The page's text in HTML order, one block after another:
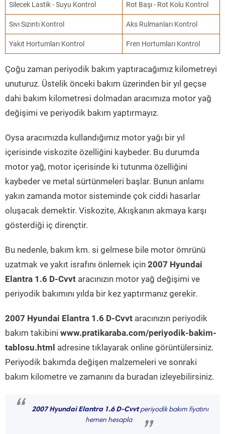
Silecek Lastik - Suyu Kontrol Rot Başı - Rot Kolu Kontrol
Sıvı Sızıntı Kontrol Aks Rulmanları Kontrol
Yakıt Hortumları Kontrol Fren Hortumları Kontrol
Çoğu zaman periyodik bakım yaptıracağımız kilometreyi
unuturuz. Üstelik önceki bakım üzerinden bir yıl geçse
dahi bakım kilometresi dolmadan aracımıza motor yağ
değişimi ve periyodik bakım yaptırmayız.
Oysa aracımızda kullandığımız motor yağı bir yıl
içerisinde viskozite özelliğini kaybeder. Bu durumda
motor yağ, motor içerisinde ki tutunma özelliğini
kaybeder ve metal sürtünmeleri başlar. Bunun anlamı
yakın zamanda motor sisteminde çok ciddi hasarlar
oluşacak demektir. Viskozite, Akışkanın akmaya karşı
gösterdiği iç dirençtir.
Bu nedenle, bakım km. si gelmese bile motor ömrünü
uzatmak ve yakıt israfını önlemek için 2007 Hyundai
Elantra 1.6 D-Cvvt aracınızın motor yağ değişimi ve
periyodik bakımını yılda bir kez yaptırmanız gerekir.
2007 Hyundai Elantra 1.6 D-Cvvt aracınızın periyodik
bakım takibini www.pratikaraba.com/periyodik-bakim-
tablosu.html adresine tıklayarak online görüntülersiniz.
Periyodik bakımda değişen malzemeleri ve sonraki
bakım kilometre ve zamanını da buradan izleyebilirsiniz.
“ 2007 Hyundai Elantra 1.6 D-Cvvtperiyodik bakım fiyatını
hemen hesapla